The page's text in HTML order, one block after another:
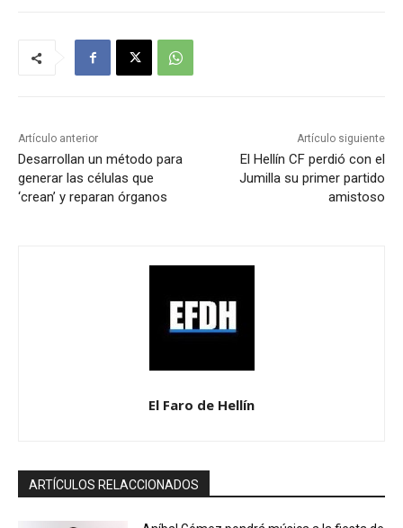
Artículo anterior
Desarrollan un método para
generar las células que
‘crean’ y reparan órganos
Artículo siguiente
El Hellín CF perdió con el
Jumilla su primer partido
amistoso
El Faro de Hellín
ARTÍCULOS RELACCIONADOS